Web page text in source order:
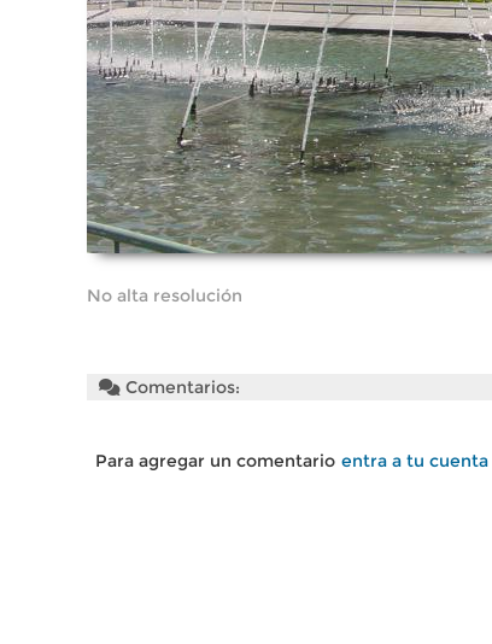
No alta resolución
Comentarios:
Para agregar un comentario entra a tu cuenta